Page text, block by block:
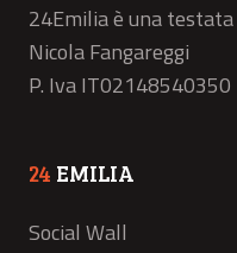
24Emilia è una
Nicola Fangareggi
P. Iva IT02148540350
24 EMILIA
Social Wall